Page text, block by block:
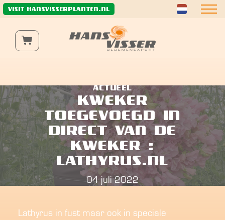
Wij gebruiken functionele en analytische cookies om de
en het verkeer anoniem te analyseren.
VISIT HANSVISSERPLANTEN.NL
ACTUEEL
KWEKER
TOEGEVOEGD IN
DIRECT VAN DE
KWEKER :
LATHYRUS.NL
04 juli 2022
Lathyrus in fust maar ook in speciale